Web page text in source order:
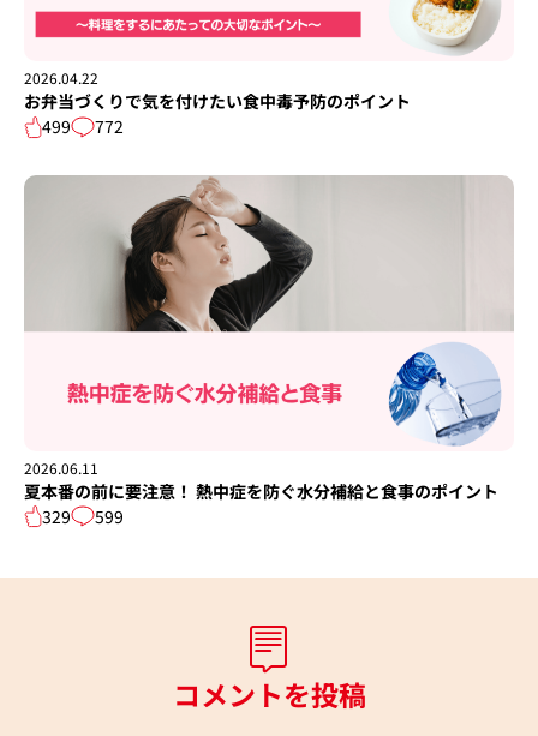
2026.04.22
お弁当づくりで気を付けたい食中毒予防のポイント
499
772
2026.06.11
夏本番の前に要注意！ 熱中症を防ぐ水分補給と食事のポイント
329
599
コメントを投稿